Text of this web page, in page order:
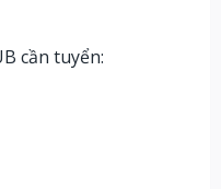
cần tuyển: